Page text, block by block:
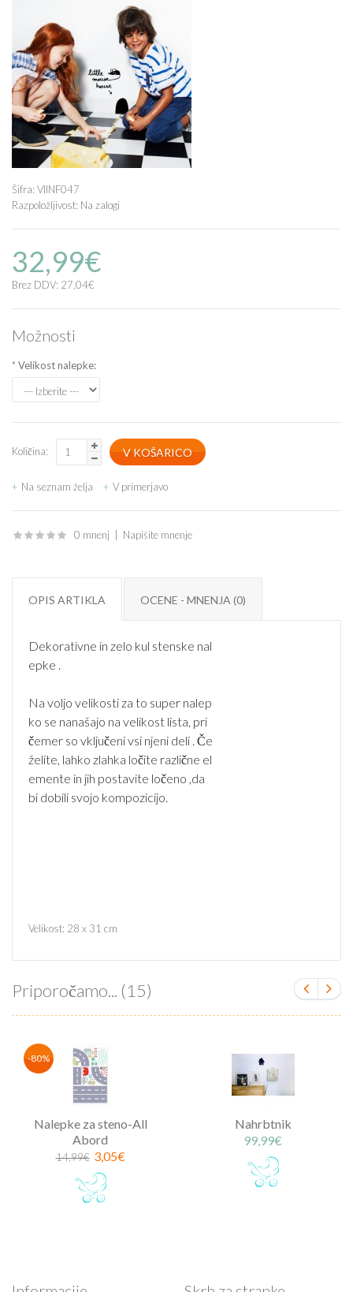
Šifra: VIINF047
Razpoložljivost: Na zalogi
32,99€
Brez DDV: 27,04€
Možnosti
* Velikost nalepke:
Količina:
Na seznam želja V primerjavo
0 mnenj Napišite mnenje
OPIS ARTIKLA OCENE - MNENJA (0)
Dekorativne in zelo kul stenske nal
epke .
Na voljo velikosti za to super nalep
ko se nanašajo na velikost lista, pri
čemer so vključeni vsi njeni deli . Če
želite, lahko zlahka ločite različne el
emente in jih postavite ločeno ,da
bi dobili svojo kompozicijo.
Velikost: 28 x 31 cm
Priporočamo... (15)
-80%
Nalepke za steno-All
Abord
14,99€ 3,05€
Nahrbtnik
99,99€